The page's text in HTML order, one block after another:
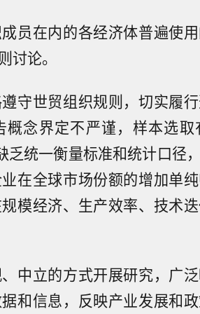
员在内的各经济体普遍使
讨论。
守世贸组织规则，切实履
概念界定不严谨，样本选
乏统一衡量标准和统计口径
在全球市场份额的增加单
模经济、生产效率、技术
中立的方式开展研究，广
和信息，反映产业发展和政